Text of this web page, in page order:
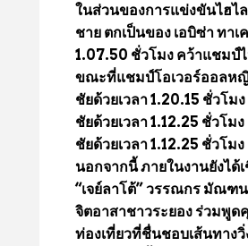
ในส่วนของการแข่งขันไฮไ
ชาย ตกเป็นของ เอบิซ่า ทาเ
1.07.50 ชั่วโมง คว้าแชมป์
ขณะที่แชมป์โอเวอร์ออลหญิง
ชัยด้วยเวลา 1.20.15 ชั่วโ
ชัยด้วยเวลา 1.12.25 ชั่วโม
ชัยด้วยเวลา 1.12.25 ชั่วโมง
นอกจากนี้ ภายในงานยังไ
“เจย์ลาโต้” วรรณกร มัณฑน
จิตอาสาชาวระยอง ร่วมพู
ท่องเที่ยวที่ชื่นชอบเส้นทาง